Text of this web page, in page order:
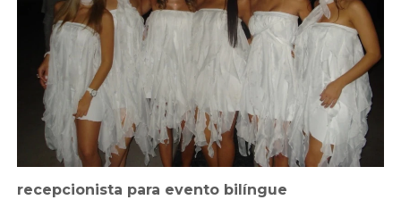
recepcionista para evento bilíngue